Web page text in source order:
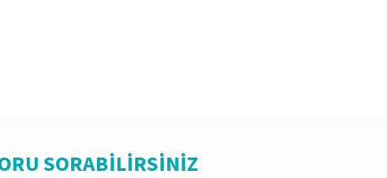
SORABİLİRSİNİZ